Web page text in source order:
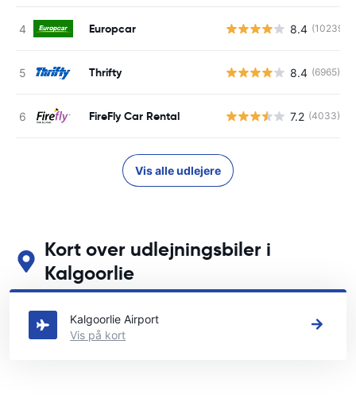
Europcar 8.4 (10239)
Thrifty 8.4 (6965)
FireFly Car Rental 7.2 (4033)
Vis alle udlejere
Kort over udlejningsbiler i
Kalgoorlie
Se vores vigtigste biludlejningssteder i Kalgoorlie
Kalgoorlie Airport
Vis på kort